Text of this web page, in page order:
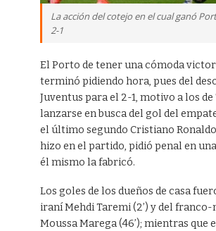
La acción del cotejo en el cual ganó
2-1
El Porto de tener una cómoda
terminó pidiendo hora, pues del
Juventus para el 2-1, motivo a los
lanzarse en busca del gol del
el último segundo Cristiano
hizo en el partido, pidió penal en
él mismo la fabricó.
Los goles de los dueños de casa
iraní Mehdi Taremi (2’) y del
Moussa Marega (46’); mientras que